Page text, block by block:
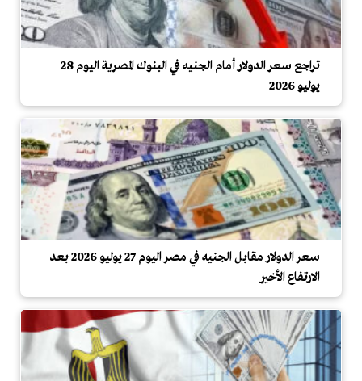
تراجع سعر الدولار أمام الجنيه في البنوك المصرية اليوم 28
يوليو 2026
سعر الدولار مقابل الجنيه في مصر اليوم 27 يوليو 2026 بعد
الارتفاع الأخير